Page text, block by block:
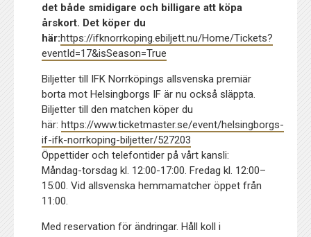
det både smidigare och billigare att köpa
årskort. Det köper du
här:https://ifknorrkoping.ebiljett.nu/Home/Tickets?
eventId=17&isSeason=True
Biljetter till IFK Norrköpings allsvenska premiär
borta mot Helsingborgs IF är nu också släppta.
Biljetter till den matchen köper du
här:https://www.ticketmaster.se/event/helsingborgs-
if-ifk-norrkoping-biljetter/527203
Öppettider och telefontider på vårt kansli:
Måndag-torsdag kl. 12:00-17:00. Fredag kl. 12:00–
15:00. Vid allsvenska hemmamatcher öppet från
11:00.
Med reservation för ändringar. Håll koll i